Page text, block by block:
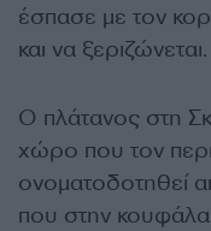
έσπασε με τον
και να ξεριζώνεται.
Ο πλάτανος στη
χώρο που τον
ονοματοδοτηθεί
που στην